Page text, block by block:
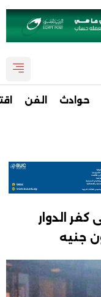
حوادث الفن
الدوار